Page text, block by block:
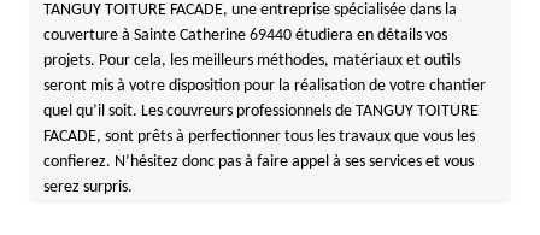
TANGUY TOITURE FACADE, une entreprise spécialisée dans la
couverture à Sainte Catherine 69440 étudiera en détails vos
projets. Pour cela, les meilleurs méthodes, matériaux et outils
seront mis à votre disposition pour la réalisation de votre chantier
quel qu’il soit. Les couvreurs professionnels de TANGUY TOITURE
FACADE, sont prêts à perfectionner tous les travaux que vous les
confierez. N’hésitez donc pas à faire appel à ses services et vous
serez surpris.